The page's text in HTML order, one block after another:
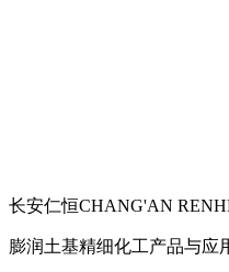
长安仁恒CHANG'AN
膨润土基精细化工产品与应